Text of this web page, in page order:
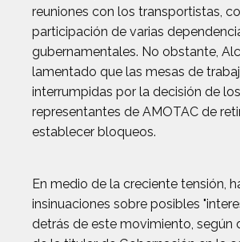
reuniones con los transportistas,
participación de varias
gubernamentales. No obstante,
lamentado que las mesas de
interrumpidas por la decisión de los
representantes de AMOTAC de
establecer bloqueos.
En medio de la creciente tensión,
insinuaciones sobre posibles
detrás de este movimiento, según